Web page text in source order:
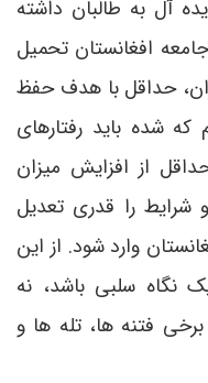
آل به طالبان داشته
افغانستان تحمیل
حداقل با هدف حفظ
که شده باید رفتارهای
از افزایش میزان
شرایط را قدری تعدیل
وارد شود. از این
نگاه سلبی باشد، نه
برخی فتنه ها، تله ها و